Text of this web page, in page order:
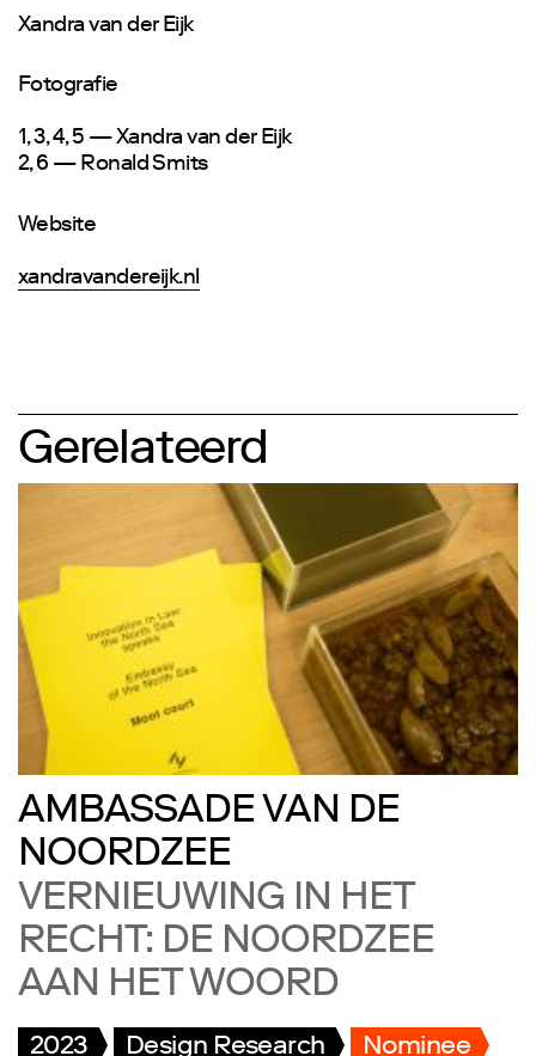
Xandra van der Eijk
Fotografie
1, 3, 4, 5 — Xandra van der Eijk
2, 6 — Ronald Smits
Website
xandravandereijk.nl
Gerelateerd
AMBASSADE VAN DE
NOORDZEE
VERNIEUWING IN HET
RECHT: DE NOORDZEE
AAN HET WOORD
2023 Design Research Nominee